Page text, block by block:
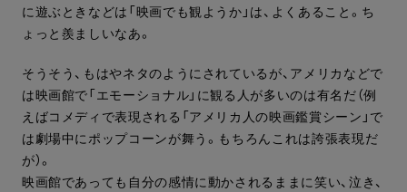
に遊ぶときなどは「映画でも観ようか」は、よくあること。ち
ょっと羨ましいなあ。
そうそう、もはやネタのようにされているが、アメリカなどで
は映画館で「エモーショナル」に観る人が多いのは有名だ（例
えばコメディで表現される「アメリカ人の映画鑑賞シーン」で
は劇場中にポップコーンが舞う。もちろんこれは誇張表現だ
が）。
映画館であっても自分の感情に動かされるままに笑い、泣き、